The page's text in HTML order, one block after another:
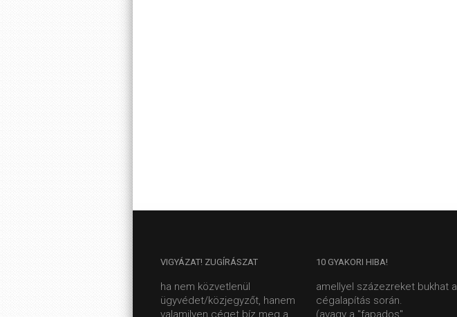
VIGYÁZAT! ZUGÍRÁSZAT
ha nem közvetlenül
ügyvédet/közjegyzőt, hanem
valamilyen céget bíz meg a
10 GYAKORI HIBA!
amellyel százezreket bukhat a
cégalapítás során.
(avagy a "fapados"